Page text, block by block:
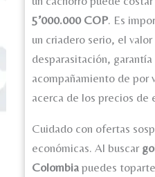
5’000.000 COP. Es
un criadero serio, el
desparasitación, garantía
acompañamiento de por
acerca de los precios de
Cuidado con ofertas
económicas. Al buscar
Colombia puedes